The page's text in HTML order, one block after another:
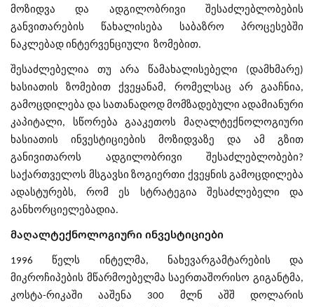
მოზიდვა და ადგილობრივი შესაძლებლობების
განვითარების წახალისება საბაზრო პროცესებში
ნაკლებად ინტერვენციული ზომებით.
შესაძლებელია თუ არა წამახალისებელი (დამხმარე)
ხასიათის ზომებით ქვეყანამ, რომელსაც არ გააჩნია,
გამოცდილება და სათანადოდ მომზადებული ადამიანური
კაპიტალი, სწორება გააკეთოს მაღალტექნოლოგიური
ხასიათის ინვესტიციების მოზიდვაზე და ამ გზით
განივითაროს ადგილობრივი შესაძლებლობები?
საქართველოს მსგავსი ზოგიერთი ქვეყნის გამოცდილება
ადასტურებს, რომ ეს სტრატეგია შესაძლებელი და
განხორციელებადია.
მაღალტექნოლოგიური ინვესტიციები
1996 წელს ინტელმა, ნახევარგამტარების და
მიკროჩიპების მწარმოებელმა საერთაშორისო გიგანტმა,
კოსტა-რიკაში ააშენა 300 მლნ აშშ დოლარის